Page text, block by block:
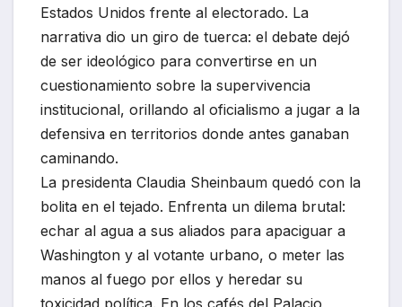
Estados Unidos frente al electorado. La
narrativa dio un giro de tuerca: el debate dejó
de ser ideológico para convertirse en un
cuestionamiento sobre la supervivencia
institucional, orillando al oficialismo a jugar a la
defensiva en territorios donde antes ganaban
caminando.
La presidenta Claudia Sheinbaum quedó con la
bolita en el tejado. Enfrenta un dilema brutal:
echar al agua a sus aliados para apaciguar a
Washington y al votante urbano, o meter las
manos al fuego por ellos y heredar su